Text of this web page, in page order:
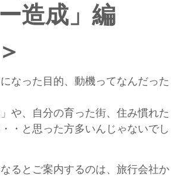
造成」編
なった目的、動機ってなんだった
や、自分の育った街、住み慣れた
・と思った方多いんじゃないでし
るとご案内するのは、旅行会社か